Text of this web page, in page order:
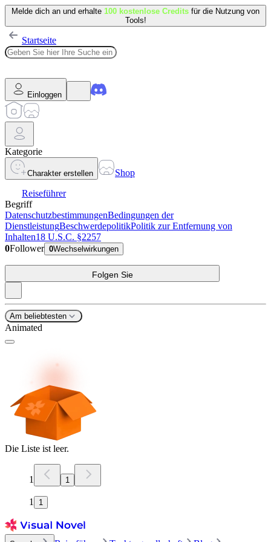
Melde dich an und erhalte 100 kostenlose Credits für die Nutzung von
Tools!
Startseite
Einloggen
Kategorie
Charakter erstellen
Shop
Reiseführer
Begriff
DatenschutzbestimmungenBedingungen der
DienstleistungBeschwerdepolitikPolitik zur Entfernung von
Inhalten18 U.S.C. §2257
0Follower 0Wechselwirkungen
Folgen Sie
Am beliebtesten
Animated
Die Liste ist leer.
1 1
1 1